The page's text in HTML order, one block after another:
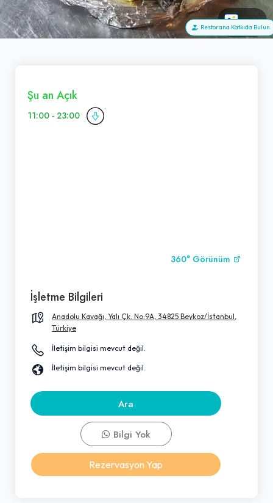
+65
Restorana Katkıda Bulun
Şu an Açık
11:00 - 23:00
360° Görünüm
İşletme Bilgileri
Anadolu Kavağı, Yalı Çk. No:9A, 34825 Beykoz/İstanbul,
Türkiye
İletişim bilgisi mevcut değil.
İletişim bilgisi mevcut değil.
Ara
Bilgi Yok
Rezervasyon Yap